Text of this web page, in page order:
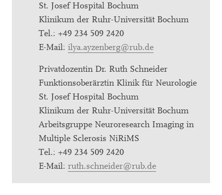
St. Josef Hospital Bochum
Klinikum der Ruhr-Universität Bochum
Tel.: +49 234 509 2420
E-Mail: ilya.ayzenberg@rub.de
Privatdozentin Dr. Ruth Schneider
Funktionsoberärztin Klinik für Neurologie
St. Josef Hospital Bochum
Klinikum der Ruhr-Universität Bochum
Arbeitsgruppe Neuroresearch Imaging in
Multiple Sclerosis NiRiMS
Tel.: +49 234 509 2420
E-Mail: ruth.schneider@rub.de